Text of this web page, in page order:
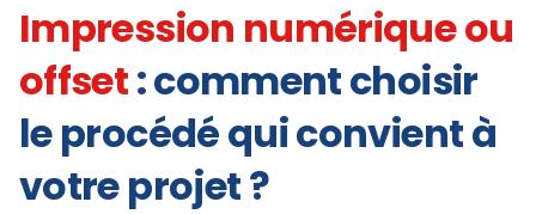
Impression numérique ou
offset: comment choisir
le procédé qui convient à
votre projet ?